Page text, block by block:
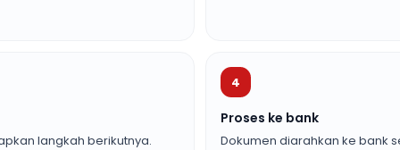
langkah berikutnya.
4
Proses ke bank
Dokumen diarahkan ke bank